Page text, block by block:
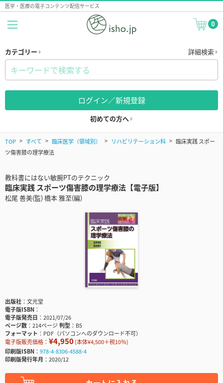
医学・医療の電子コンテンツ配信サービス
0
カテゴリー 詳細検索
ログイン／新規登録
初めての方へ
TOP すべて 臨床医学（領域別） リハビリテーション科
臨床実践 スポー
ツ傷害膝の理学療法
教科書にはない敏腕PTのテクニック
臨床実践 スポーツ傷害膝の理学療法【電子版】
松尾 善美(監) 橋本 雅至(編)
出版社
文光堂
電子版ISBN
電子版発売日
2021/07/26
ページ数
214ページ判型
B5
フォーマット
PDF（パソコンへのダウンロード不可）
電子版販売価格： ¥4,950(本体¥4,500＋税10％)
印刷版ISBN
978-4-8306-4588-4
印刷版発行年月
2020/12